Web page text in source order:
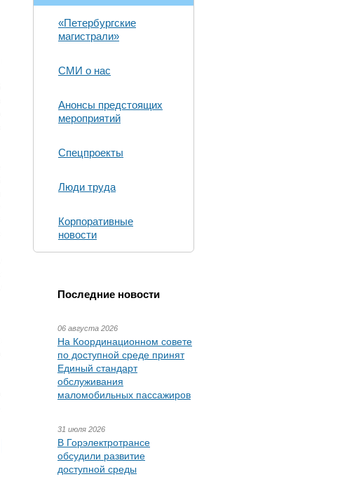
«Петербургские
магистрали»
СМИ о нас
Анонсы предстоящих
мероприятий
Спецпроекты
Люди труда
Корпоративные
новости
Последние новости
06 августа 2026
На Координационном совете
по доступной среде принят
Единый стандарт
обслуживания
маломобильных пассажиров
31 июля 2026
В Горэлектротрансе
обсудили развитие
доступной среды